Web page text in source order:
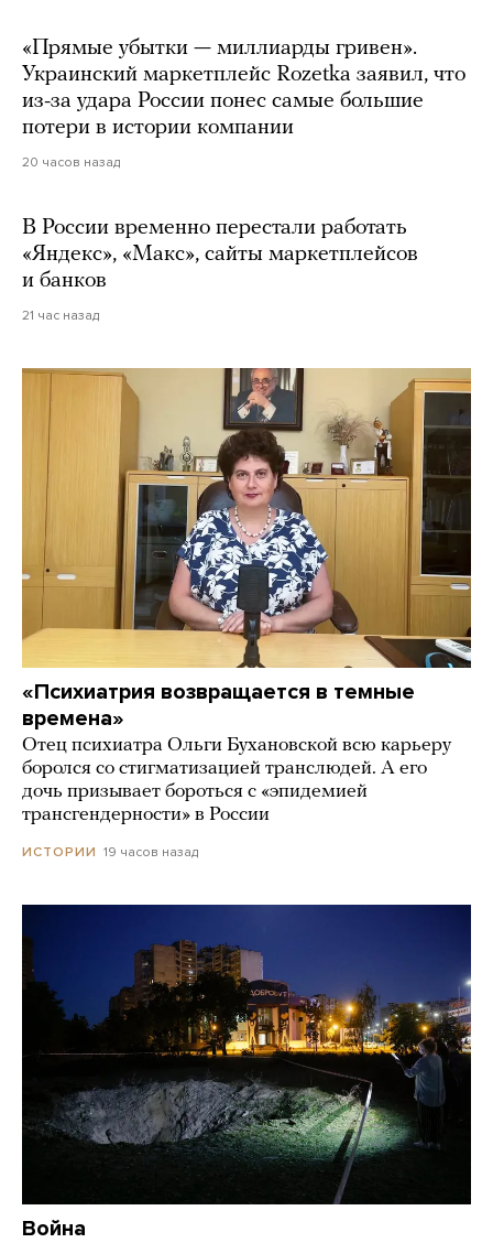
«Прямые убытки — миллиарды гривен».
Украинский маркетплейс Rozetka заявил, что
из-за удара России понес самые большие
потери в истории компании
20 часов назад
В России временно перестали работать
«Яндекс», «Макс», сайты маркетплейсов
и банков
21 час назад
«Психиатрия возвращается в темные
времена»
Отец психиатра Ольги Бухановской всю карьеру
боролся со стигматизацией транслюдей. А его
дочь призывает бороться с «эпидемией
трансгендерности» в России
ИСТОРИИ 19 часов назад
Война